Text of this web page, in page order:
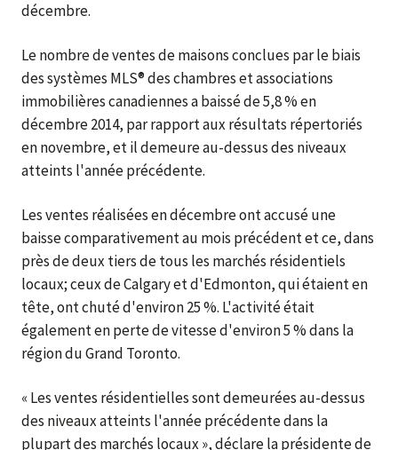
décembre.
Le nombre de ventes de maisons conclues par le biais
des systèmes MLS® des chambres et associations
immobilières canadiennes a baissé de 5,8 % en
décembre 2014, par rapport aux résultats répertoriés
en novembre, et il demeure au-dessus des niveaux
atteints l'année précédente.
Les ventes réalisées en décembre ont accusé une
baisse comparativement au mois précédent et ce, dans
près de deux tiers de tous les marchés résidentiels
locaux; ceux de Calgary et d'Edmonton, qui étaient en
tête, ont chuté d'environ 25 %. L'activité était
également en perte de vitesse d'environ 5 % dans la
région du Grand Toronto.
« Les ventes résidentielles sont demeurées au-dessus
des niveaux atteints l'année précédente dans la
plupart des marchés locaux », déclare la présidente de